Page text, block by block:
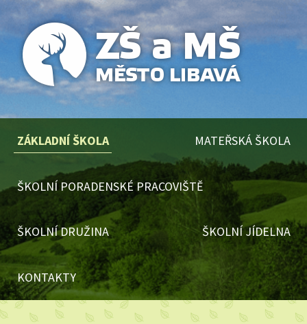
ZÁKLADNÍ ŠKOLA MATEŘSKÁ ŠKOLA
ŠKOLNÍ PORADENSKÉ PRACOVIŠTĚ
ŠKOLNÍ DRUŽINA ŠKOLNÍ JÍDELNA
KONTAKTY